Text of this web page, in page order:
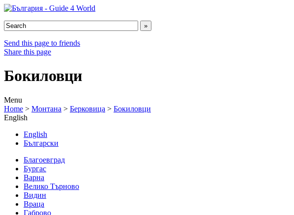
Send this page to friends
Share this page
Бокиловци
Menu
Home > Монтана > Берковица > Бокиловци
English
English
Български
Благоевград
Бургас
Варна
Велико Търново
Видин
Враца
Габрово